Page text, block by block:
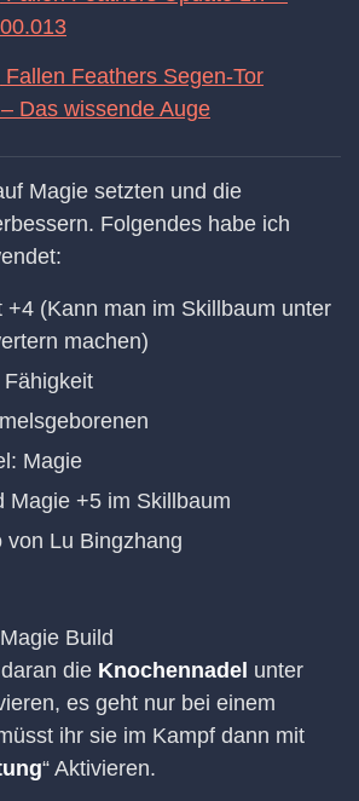
Feathers Segen-Tor
Das wissende Auge
Magie setzten und die
Folgendes habe ich
+4 (Kann man im Skillbaum unter
machen)
Magie
Magie +5 im Skillbaum
von Lu Bingzhang
die Knochennadel unter
es geht nur bei einem
ihr sie im Kampf dann mit
“ Aktivieren.